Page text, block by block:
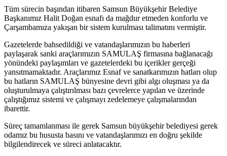
Tüm sürecin başından itibaren Samsun Büyükşehir Belediye
Başkanımız Halit Doğan esnafı da mağdur etmeden konforlu ve
Çarşambamıza yakışan bir sistem kurulması talimatını vermiştir.
Gazetelerde bahsedildiği ve vatandaşlarımızın bu haberleri
paylaşarak sanki araçlarımızın SAMULAŞ firmasına bağlanacağı
yönündeki paylaşımları ve gazetelerdeki bu içerikler gerçeği
yansıtmamaktadır. Araçlarımız Esnaf ve sanatkarımızın hatları olup
bu hatların SAMULAŞ bünyesine devri gibi algı oluşması ya da
oluşturulmaya çalıştırılması bazı çevrelerce yapılan ve üzerinde
çalıştığımız sistemi ve çalışmayı zedelemeye çalışmalarından
ibarettir.
Süreç tamamlanması ile gerek Samsun büyükşehir belediyesi gerek
odamız bu hususta basını ve vatandaşlarımızı en doğru şekilde
bilgilendirecek ve süreci anlatacaktır.